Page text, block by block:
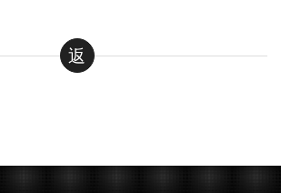
返